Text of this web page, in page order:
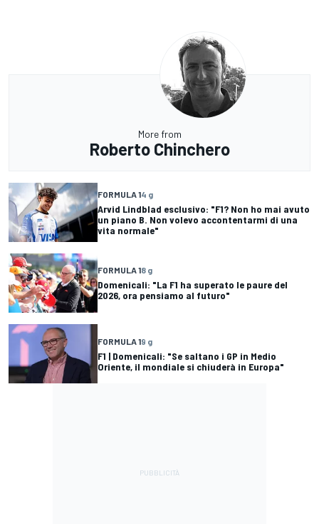
More from
Roberto Chinchero
FORMULA 14 g
Arvid Lindblad esclusivo: "F1? Non ho mai avuto
un piano B. Non volevo accontentarmi di una
vita normale"
FORMULA 18 g
Domenicali: "La F1 ha superato le paure del
2026, ora pensiamo al futuro"
FORMULA 19 g
F1 | Domenicali: "Se saltano i GP in Medio
Oriente, il mondiale si chiuderà in Europa"